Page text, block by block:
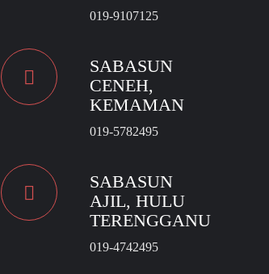
019-9107125
SABASUN
CENEH,
KEMAMAN
019-5782495
SABASUN
AJIL, HULU
TERENGGANU
019-4742495